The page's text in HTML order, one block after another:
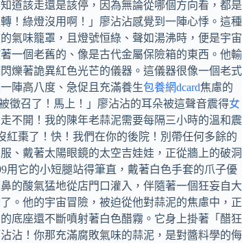
道該走還是該停，因為無論從哪個方向看，都是
！綠燈沒用啊！」廖沾沾感覺到一陣心悸。這種
氣味籠罩，且燈號恒綠、聲如湯沸時，便是宇宙
一個老舊的、像是古代金屬保險箱的東西。他輸
爍著詭異紅色光芒的儀器。這儀器很像一個老式
陣高八度、急促且充滿養生包養網dcard焦慮的
徵召了！馬上！」廖沾沾的耳朵被這聲音震得女
不開！我的陳年老蒜泥需要每隔三小時的溫和震
棗了！快！我們在你的後院！別帶任何多餘的
、戴著太陽眼鏡的太空吉娃娃，正從牆上的破洞
它的小短腿站得筆直，戴著白色手套的爪子優
的酸氣猛地從店門口灌入，伴隨著一個狂妄自大
。他的宇宙冒險，被迫從他對蒜泥的焦慮中，正
底座還不斷噴射著白色醋霧。它身上掛著「醋狂
沾！你那充滿腐敗氣味的蒜泥，是對醬料學的侮